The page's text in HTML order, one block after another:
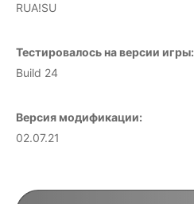
RUA!SU
Тестировалось на версии игры:
Build 24
Версия модификации:
02.07.21